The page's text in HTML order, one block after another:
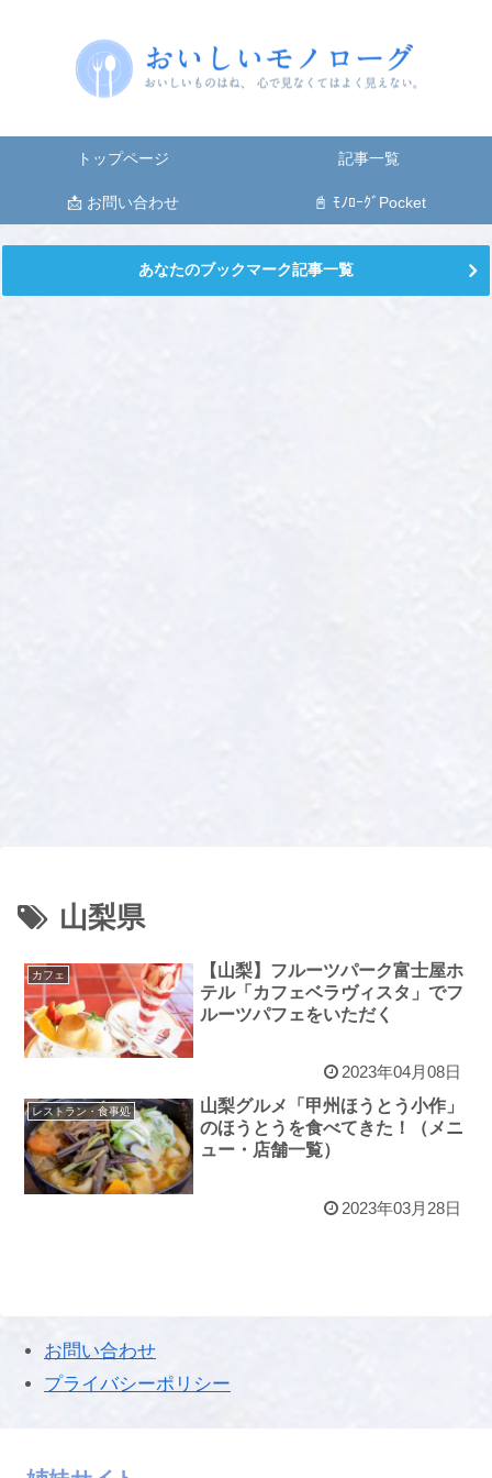
トップページ 記事一覧
📩 お問い合わせ 📓 ﾓﾉﾛｰｸﾞPocket
あなたのブックマーク記事一覧
山梨県
カフェ
【山梨】フルーツパーク富士屋ホ
テル「カフェベラヴィスタ」でフ
ルーツパフェをいただく
2023年04月08日
レストラン・食事処
山梨グルメ「甲州ほうとう小作」
のほうとうを食べてきた！（メニ
ュー・店舗一覧）
2023年03月28日
お問い合わせ
プライバシーポリシー